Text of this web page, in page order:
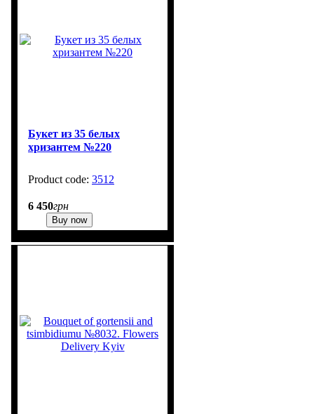
Букет из 35 белых
хризантем №220
3512
6 450грн
Buy now